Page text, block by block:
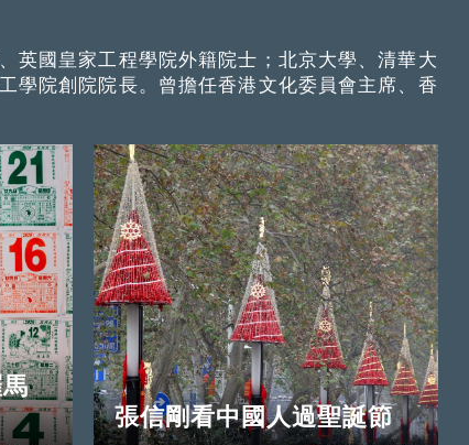
英國皇家工程學院外籍院士；北京大學、清華大
學院創院院長。曾擔任香港文化委員會主席、香
張信剛看中國人過聖誕節